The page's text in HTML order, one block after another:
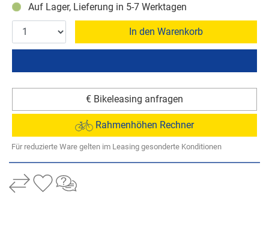
Auf Lager, Lieferung in 5-7 Werktagen
In den Warenkorb
€ Bikeleasing anfragen
Rahmenhöhen Rechner
Für reduzierte Ware gelten im Leasing gesonderte Konditionen